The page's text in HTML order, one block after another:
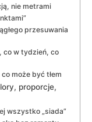
nie metrami
przesuwania
co w tydzień, co
może być tłem
proporcje,
wszystko „siada”